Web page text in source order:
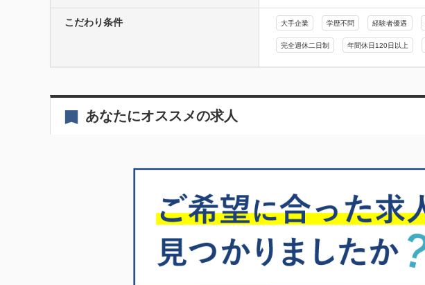
こだわり条件 大手企業 学歴不問 経験者優遇
完全週休二日制 年間休日120日以上
あなたにオススメの求人